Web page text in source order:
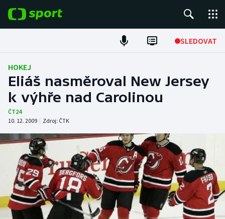
SLEDOVAT
Fotbal
Hokej
Tenis
Atletika
Cyklistika
DALŠÍ SPORTY
Americký fotbal
NEPŘEHLÉDNĚTE
HOKEJ
Eliáš nasměroval New Jersey
k výhře nad Carolinou
ČT24
10. 12. 2009 | Zdroj: ČTK